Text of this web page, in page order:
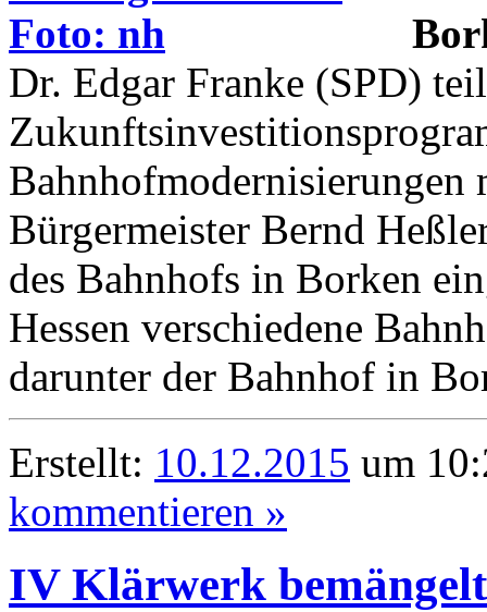
Dr. Edgar Franke (SPD)
Bahnhofmodernisierungen
Bürgermeister Bernd
des Bahnhofs in Borken
Hessen verschiedene
darunter der Bahnhof in
Erstellt: 10.12.2015 um
kommentieren »
IV Klärwerk